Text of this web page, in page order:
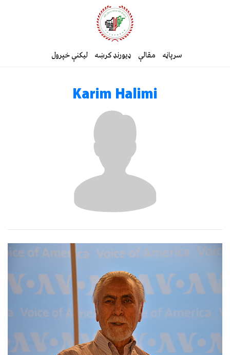
سرپاڼه مقالې ډیورنډ کرښه لیکنې خپرول
Karim Halimi